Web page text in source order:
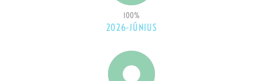
100%
2026-JÚNIUS